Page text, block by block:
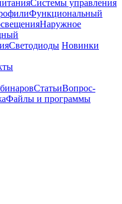
Системы управления
Функциональный
Наружное
Светодиоды Новинки
СтатьиВопрос-
Файлы и программы